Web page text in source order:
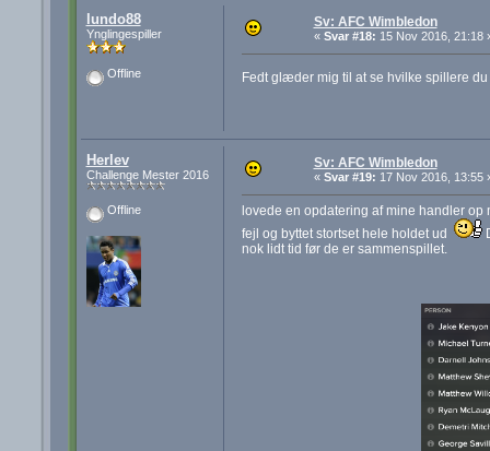
lundo88
Ynglingespiller
Offline
Sv: AFC Wimbledon
« Svar #18: 15 Nov 2016, 21:18
Fedt glæder mig til at se hvilke spillere
Herlev
Challenge Mester 2016
Offline
Sv: AFC Wimbledon
« Svar #19: 17 Nov 2016, 13:55
lovede en opdatering af mine handler
fejl og byttet stortset hele holdet ud
nok lidt tid før de er sammenspillet.